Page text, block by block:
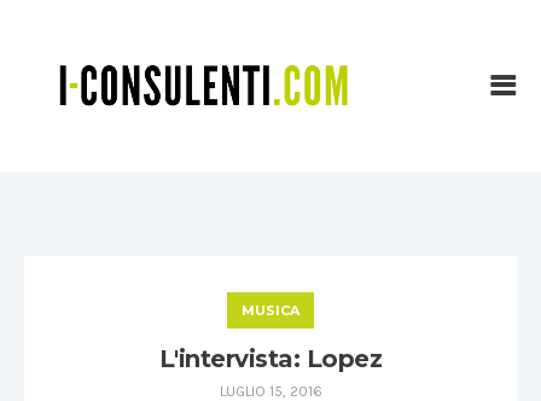
MUSICA
L'intervista: Lopez
LUGLIO 15, 2016